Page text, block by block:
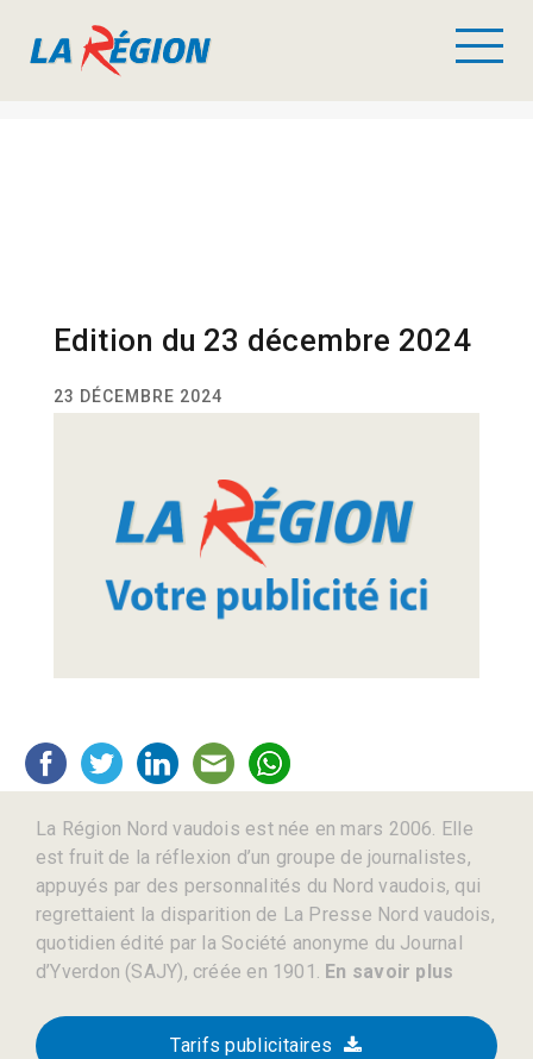
Edition du 23 décembre 2024
23 DÉCEMBRE 2024
La Région Nord vaudois est née en mars 2006. Elle
est fruit de la réflexion d’un groupe de journalistes,
appuyés par des personnalités du Nord vaudois, qui
regrettaient la disparition de La Presse Nord vaudois,
quotidien édité par la Société anonyme du Journal
d’Yverdon (SAJY), créée en 1901. En savoir plus
Tarifs publicitaires